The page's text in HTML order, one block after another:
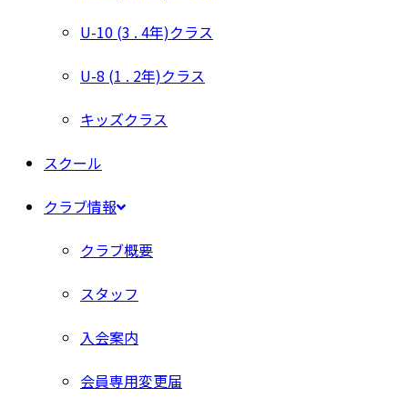
U-10 (3 . 4年)クラス
U-8 (1 . 2年)クラス
キッズクラス
スクール
クラブ情報
クラブ概要
スタッフ
入会案内
会員専用変更届